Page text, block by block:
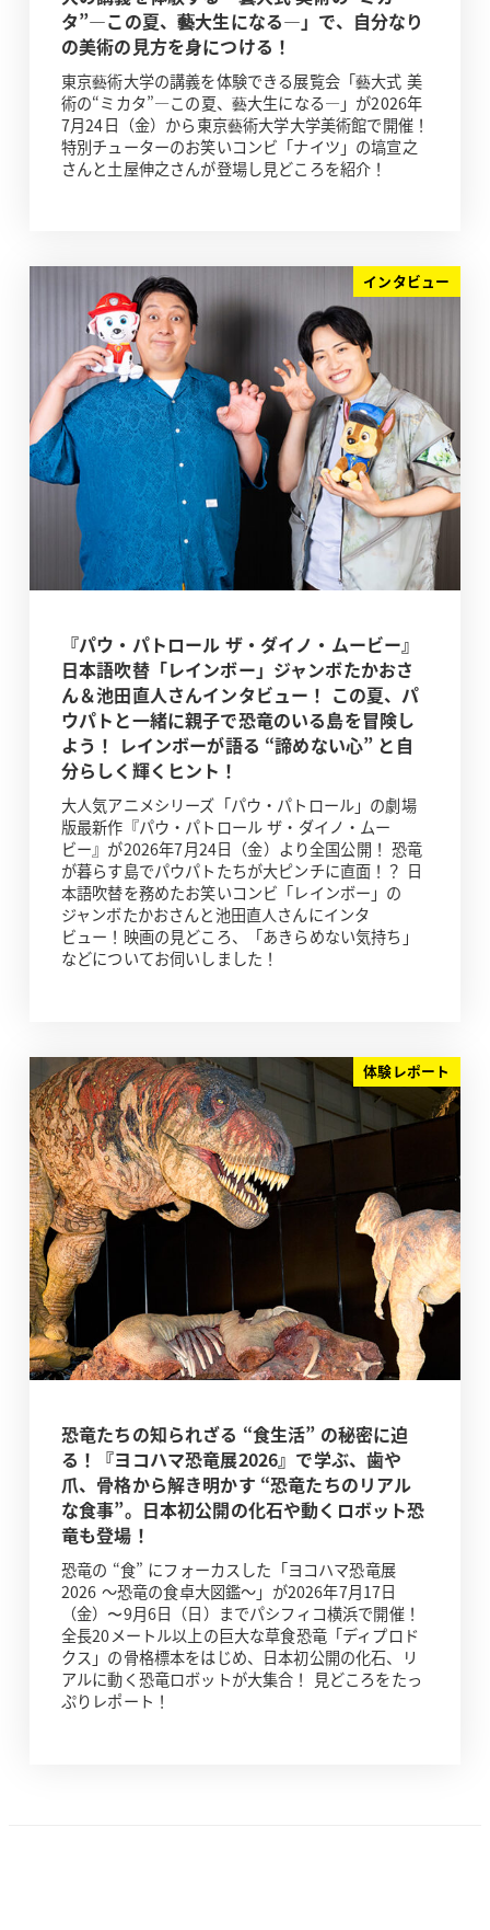
タ”―この夏、藝大生になる―」で、自分なり
の美術の見方を身につける！
東京藝術大学の講義を体験できる展覧会「藝大式 美
術の“ミカタ”―この夏、藝大生になる―」が2026年
7月24日（金）から東京藝術大学大学美術館で開催！
特別チューターのお笑いコンビ「ナイツ」の塙宣之
さんと土屋伸之さんが登場し見どころを紹介！
インタビュー
『パウ・パトロール ザ・ダイノ・ムービー』
日本語吹替「レインボー」ジャンボたかおさ
ん＆池田直人さんインタビュー！ この夏、パ
ウパトと一緒に親子で恐竜のいる島を冒険し
よう！ レインボーが語る “諦めない心” と自
分らしく輝くヒント！
大人気アニメシリーズ「パウ・パトロール」の劇場
版最新作『パウ・パトロール ザ・ダイノ・ムー
ビー』が2026年7月24日（金）より全国公開！ 恐竜
が暮らす島でパウパトたちが大ピンチに直面！？ 日
本語吹替を務めたお笑いコンビ「レインボー」の
ジャンボたかおさんと池田直人さんにインタ
ビュー！映画の見どころ、「あきらめない気持ち」
などについてお伺いしました！
体験レポート
恐竜たちの知られざる “食生活” の秘密に迫
る！『ヨコハマ恐竜展2026』で学ぶ、歯や
爪、骨格から解き明かす “恐竜たちのリアル
な食事”。日本初公開の化石や動くロボット恐
竜も登場！
恐竜の “食” にフォーカスした「ヨコハマ恐竜展
2026 ～恐竜の食卓大図鑑～」が2026年7月17日
（金）〜9月6日（日）までパシフィコ横浜で開催！
全長20メートル以上の巨大な草食恐竜「ディプロド
クス」の骨格標本をはじめ、日本初公開の化石、リ
アルに動く恐竜ロボットが大集合！ 見どころをたっ
ぷりレポート！